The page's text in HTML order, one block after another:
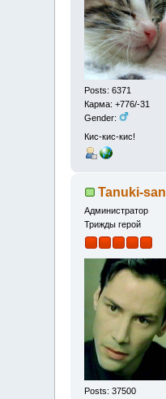
Posts: 6371
Карма: +776/-31
Gender:
Кис-кис-кис!
Tanuki-san
Администратор
Трижды герой
Posts: 37500